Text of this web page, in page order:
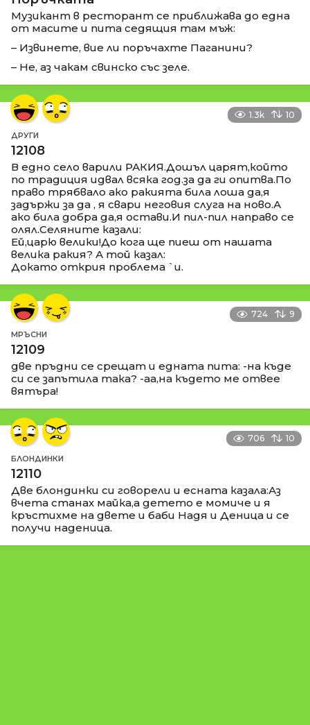
Музикант в ресторант се приближава до една
от масите и пита седящия там мъж:
– Извинете, вие ли поръчахте Паганини?
– Не, аз чакам свинско със зеле.
1.3k 10
ДРУГИ
12108
В едно село варили РАКИЯ.Дошъл царят,който
по традиция идвал всяка год.за да ги опитва.По
право трябвало ако ракията била лоша да,я
задържи за да , я свари неговия слуга на ново.А
ако била добра да,я остави.И пил-пил направо се
олял.Селяните казали:
Ей,царю велики!До кога ще пиеш от нашата
велика ракия? А той казал:
Докато открия проблема `и.
724 9
МРЪСНИ
12109
две пръдни се срещат и едната пита: -на къде
си се запътила така? -аа,на където ме отвее
вятъра!
706 10
БЛОНДИНКИ
12110
Две блондинки си говорели и есната казала:Аз
вчета станах майка,а детето е момиче и я
кръстихме на двете и баби Надя и Деница и се
получи наденица.